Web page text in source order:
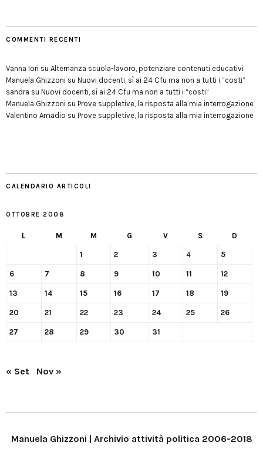
COMMENTI RECENTI
Vanna Iori su Alternanza scuola-lavoro, potenziare contenuti educativi
Manuela Ghizzoni su Nuovi docenti, sì ai 24 Cfu ma non a tutti i “costi”
sandra su Nuovi docenti, sì ai 24 Cfu ma non a tutti i “costi”
Manuela Ghizzoni su Prove suppletive, la risposta alla mia interrogazione
Valentino Amadio su Prove suppletive, la risposta alla mia interrogazione
CALENDARIO ARTICOLI
OTTOBRE 2008
L M M G V S D
1 2 3 4 5
6 7 8 9 10 11 12
13 14 15 16 17 18 19
20 21 22 23 24 25 26
27 28 29 30 31
« Set Nov »
Manuela Ghizzoni | Archivio attività politica 2006-2018